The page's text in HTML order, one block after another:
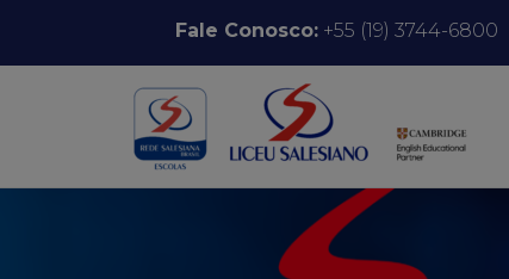
Pular para o conteúdoFale Conosco:+55 (19) 3744-6800